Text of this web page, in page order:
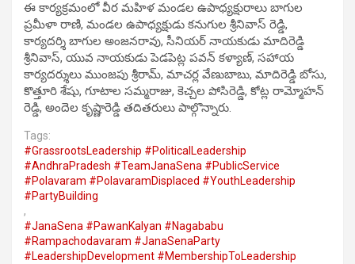
ఈ కార్యక్రమంలో వీర మహిళ మండల ఉపాధ్యక్షురాలు బాగుల
ప్రమీళా రాణి, మండల ఉపాధ్యక్షుడు కనుగుల శ్రీనివాస్ రెడ్డి,
కార్యదర్శి బాగుల అంజనరావు, సీనియర్ నాయకుడు మాదిరెడ్డి
శ్రీనివాస్, యువ నాయకుడు పెడపెట్ల పవన్ కళ్యాణ్, సహాయ
కార్యదర్శులు ముంజపు శ్రీరామ్, మాచర్ల వేణుబాబు, మాదిరెడ్డి బోసు,
కొత్తూరి శేషు, గూటాల సమ్మరాజు, కెచ్చల పోసిరెడ్డి, కోట్ల రామ్మోహన్
రెడ్డి, అందెల కృష్ణారెడ్డి తదితరులు పాల్గొన్నారు.
Tags:
#GrassrootsLeadership #PoliticalLeadership
#AndhraPradesh #TeamJanaSena #PublicService
#Polavaram #PolavaramDisplaced #YouthLeadership
#PartyBuilding
,
#JanaSena #PawanKalyan #Nagababu
#Rampachodavaram #JanaSenaParty
#LeadershipDevelopment #MembershipToLeadership